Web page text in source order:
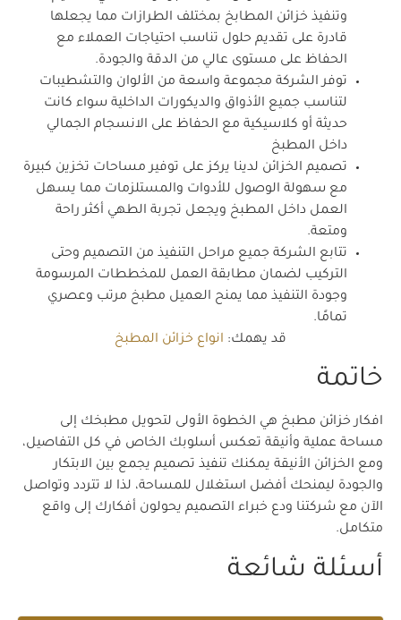
وتنفيذ خزائن المطابخ بمختلف الطرازات مما يجعلها
قادرة على تقديم حلول تناسب احتياجات العملاء مع
الحفاظ على مستوى عالي من الدقة والجودة.
توفر الشركة مجموعة واسعة من الألوان والتشطيبات
لتناسب جميع الأذواق والديكورات الداخلية سواء كانت
حديثة أو كلاسيكية مع الحفاظ على الانسجام الجمالي
داخل المطبخ
تصميم الخزائن لدينا يركز على توفير مساحات تخزين كبيرة
مع سهولة الوصول للأدوات والمستلزمات مما يسهل
العمل داخل المطبخ ويجعل تجربة الطهي أكثر راحة
ومتعة.
تتابع الشركة جميع مراحل التنفيذ من التصميم وحتى
التركيب لضمان مطابقة العمل للمخططات المرسومة
وجودة التنفيذ مما يمنح العميل مطبخ مرتب وعصري
تمامًا.
قد يهمك: انواع خزائن المطبخ
خاتمة
افكار خزائن مطبخ هي الخطوة الأولى لتحويل مطبخك إلى
مساحة عملية وأنيقة تعكس أسلوبك الخاص في كل التفاصيل،
ومع الخزائن الأنيقة يمكنك تنفيذ تصميم يجمع بين الابتكار
والجودة ليمنحك أفضل استغلال للمساحة، لذا لا تتردد وتواصل
الآن مع شركتنا ودع خبراء التصميم يحولون أفكارك إلى واقع
متكامل.
أسئلة شائعة